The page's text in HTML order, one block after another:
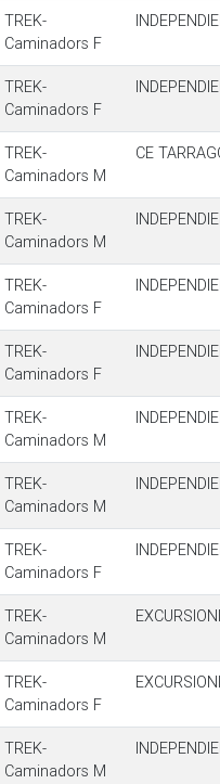
TREK-
Caminadors F
TREK-
Caminadors F
TREK-
Caminadors M
CE
TREK-
Caminadors M
TREK-
Caminadors F
TREK-
Caminadors F
TREK-
Caminadors M
TREK-
Caminadors M
TREK-
Caminadors F
TREK-
Caminadors M
TREK-
Caminadors F
TREK-
Caminadors M